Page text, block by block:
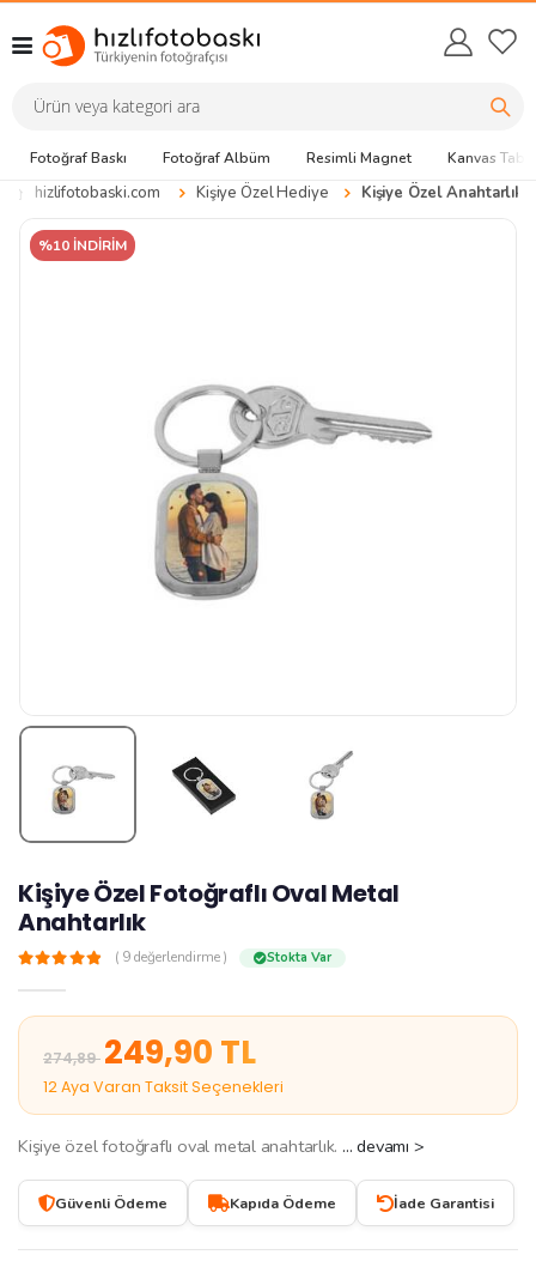
Fotoğraf Baskı Fotoğraf Albüm Resimli Magnet Kanvas
hizlifotobaski.com Kişiye Özel Hediye Kişiye Özel Anahtarlık
%10 İNDİRİM
Kişiye Özel Fotoğraflı Oval Metal
Anahtarlık
( 9 değerlendirme ) Stokta Var
274,89 249,90 TL
12 Aya Varan Taksit Seçenekleri
Kişiye özel fotoğraflı oval metal anahtarlık. ... devamı >
Güvenli Ödeme Kapıda Ödeme İade Garantisi